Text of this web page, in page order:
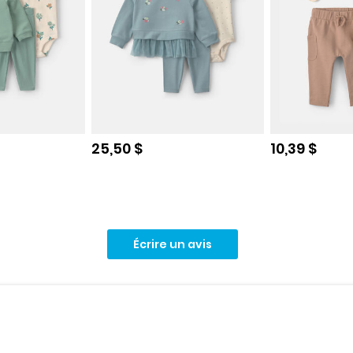
Prix de solde
25,50 $ Prix de solde
10,39 $
Écrire un avis